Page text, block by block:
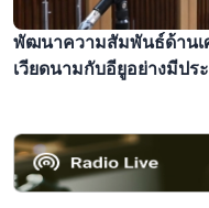
พัฒนาความสัมพันธ์ด้านเ
เวียดนามกับอียูอย่างมีปร